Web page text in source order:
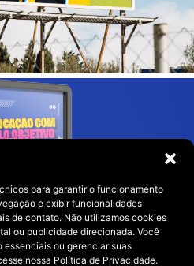
para garantir o funcionamento
e exibir funcionalidades
de contato. Não utilizamos cookies
ou publicidade direcionada. Você
essenciais ou gerenciar suas
nossa Política de Privacidade.